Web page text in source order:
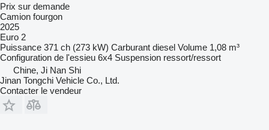
Prix sur demande
Camion fourgon
2025
Euro 2
Puissance 371 ch (273 kW) Carburant diesel Volume 1,08 m³
Configuration de l'essieu 6x4 Suspension ressort/ressort
Chine, Ji Nan Shi
Jinan Tongchi Vehicle Co., Ltd.
Contacter le vendeur